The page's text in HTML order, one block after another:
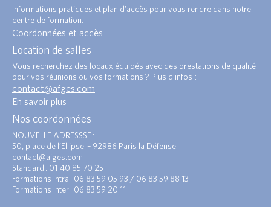
Informations pratiques et plan d’accès pour vous rendre dans notre
centre de formation.
Coordonnées et accès
Location de salles
Vous recherchez des locaux équipés avec des prestations de qualité
pour vos réunions ou vos formations ? Plus d’infos :
contact@afges.com
En savoir plus
Nos coordonnées
NOUVELLE ADRESSSE :
50, place de l’Ellipse – 92986 Paris la Défense
contact@afges.com
Standard : 01 40 85 70 25
Formations Intra : 06 83 59 05 93 / 06 83 59 88 13
Formations Inter : 06 83 59 20 11